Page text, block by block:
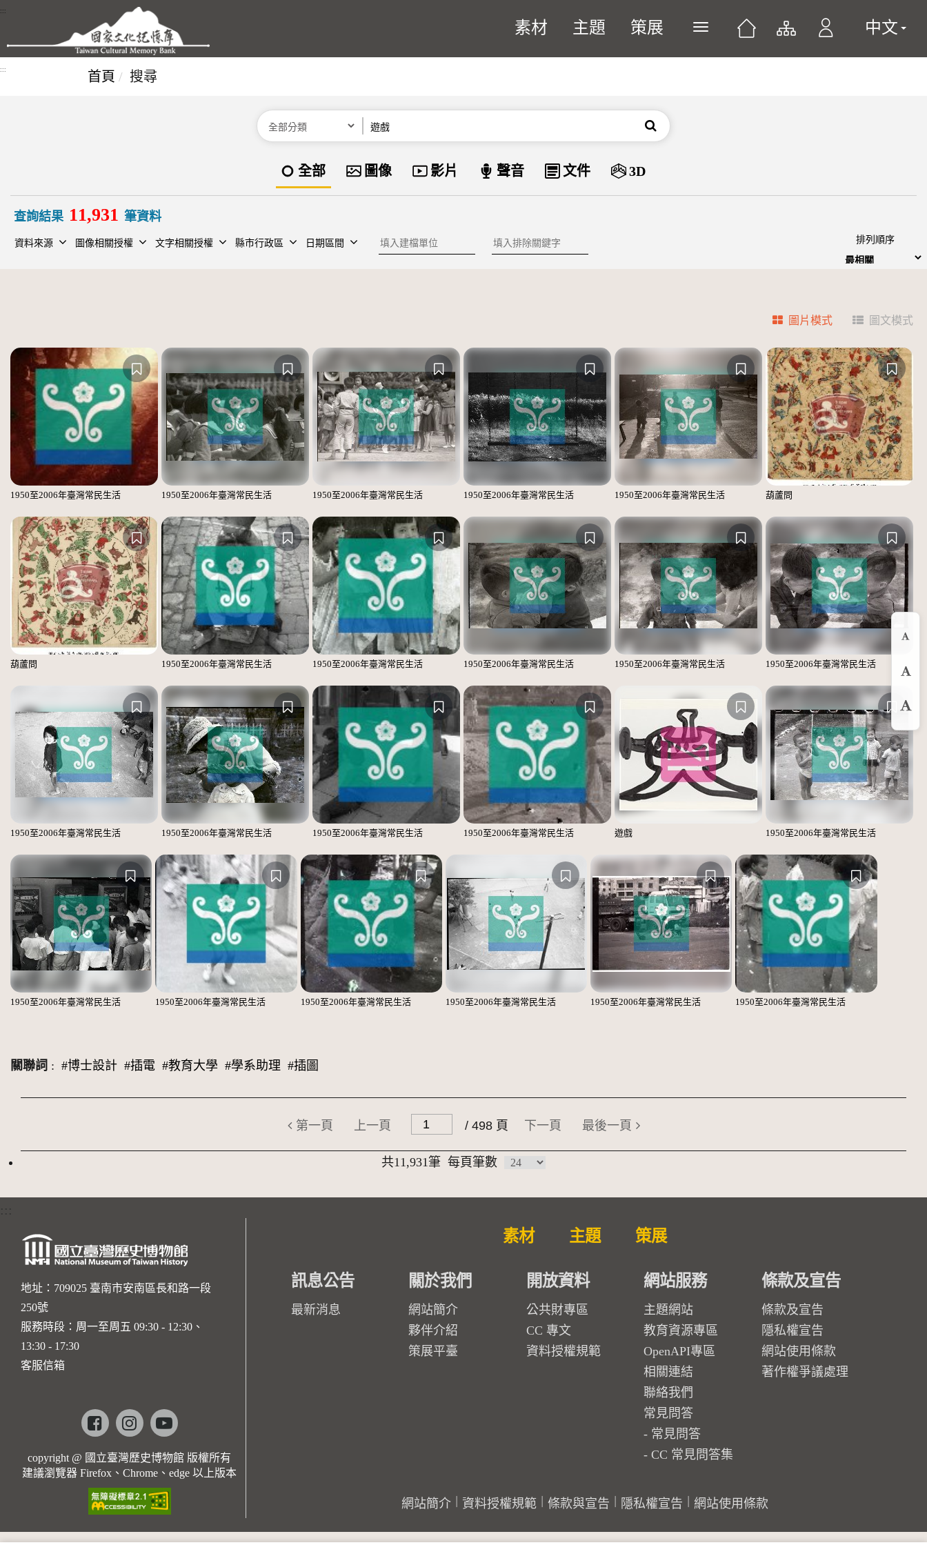
跳到主要內容區塊
:::
素材 主題 策展 展開或關閉主選單 中文
::: 首頁 搜尋
分類 搜尋
資料類型
全部 圖像 影片 聲音 文件 3D
查詢結果 11,931 筆資料
資料來源 圖像相關授權 文字相關授權 縣市行政區 日期區間 建檔單位 排除關鍵字 排列順序
圖片模式 圖文模式
1950至2006年臺灣常民生活 1950至2006年臺灣常民生活 1950至2006年臺灣常民生活 1950至2006年臺灣常民生活 1950至2006年臺灣常民生活 葫蘆問
葫蘆問 1950至2006年臺灣常民生活 1950至2006年臺灣常民生活 1950至2006年臺灣常民生活 1950至2006年臺灣常民生活 1950至2006年臺灣常民生活
1950至2006年臺灣常民生活 1950至2006年臺灣常民生活 1950至2006年臺灣常民生活 1950至2006年臺灣常民生活 遊戲 1950至2006年臺灣常民生活
1950至2006年臺灣常民生活 1950至2006年臺灣常民生活 1950至2006年臺灣常民生活 1950至2006年臺灣常民生活 1950至2006年臺灣常民生活 1950至2006年臺灣常民生活
關聯詞 : #博士設計 #插電 #教育大學 #學系助理 #插圖
第一頁 上一頁 / 498 頁 下一頁 最後一頁
共11,931筆 每頁筆數
放
:::
地址：709025 臺南市安南區長和路一段
250號
服務時段：周一至周五 09:30 - 12:30、
13:30 - 17:30
客服信箱
Facebookinstagramyoutube
copyright @ 國立臺灣歷史博物館 版權所有
建議瀏覽器 Firefox、Chrome、edge 以上版本
素材 主題 策展
訊息公告
最新消息
關於我們
網站簡介
夥伴介紹
策展平臺
開放資料
公共財專區
CC 專文
資料授權規範
網站服務
主題網站
教育資源專區
OpenAPI專區
相關連結
聯絡我們
常見問答
常見問答
CC 常見問答集
條款及宣告
條款及宣告
隱私權宣告
網站使用條款
著作權爭議處理
網站簡介 資料授權規範 條款與宣告 隱私權宣告 網站使用條款